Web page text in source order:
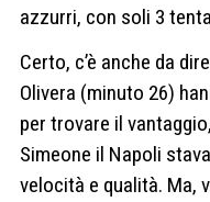
azzurri, con soli 3
Certo, c’è anche da
Olivera (minuto 26)
per trovare il
Simeone il Napoli
velocità e qualità. Ma,